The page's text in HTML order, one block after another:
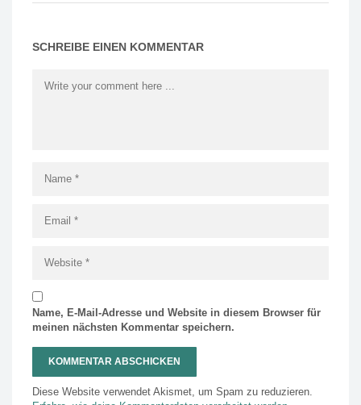
SCHREIBE EINEN KOMMENTAR
Name, E-Mail-Adresse und Website in diesem Browser für
meinen nächsten Kommentar speichern.
Diese Website verwendet Akismet, um Spam zu reduzieren.